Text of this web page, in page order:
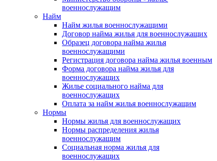
военнослужащим
Найм
Найм жилья военнослужащими
Договор найма жилья для военнослужащих
Образец договора найма жилья
военнослужащими
Регистрация договора найма жилья военным
Форма договора найма жилья для
военнослужащих
Жилье социального найма для
военнослужащих
Оплата за найм жилья военнослужащим
Нормы
Нормы жилья для военнослужащих
Нормы распределения жилья
военнослужащим
Социальная норма жилья для
военнослужащих